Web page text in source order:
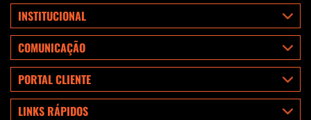
INSTITUCIONAL
COMUNICAÇÃO
PORTAL CLIENTE
LINKS RÁPIDOS